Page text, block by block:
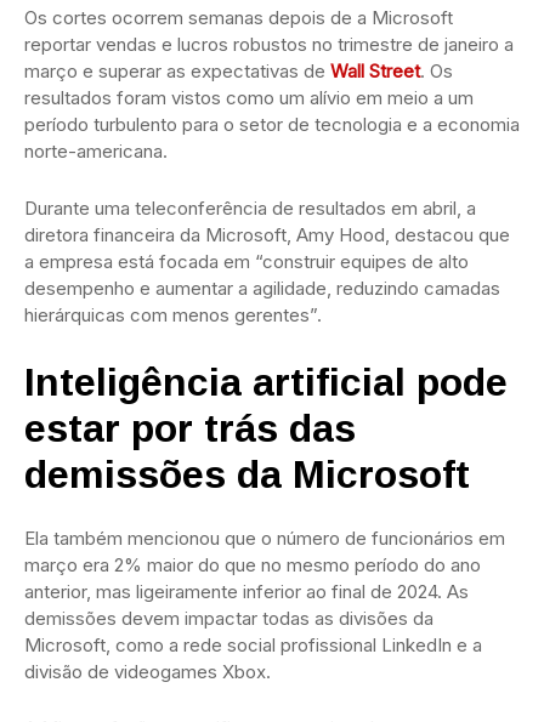
Os cortes ocorrem semanas depois de a Microsoft
reportar vendas e lucros robustos no trimestre de janeiro a
março e superar as expectativas de Wall Street. Os
resultados foram vistos como um alívio em meio a um
período turbulento para o setor de tecnologia e a economia
norte-americana.
Durante uma teleconferência de resultados em abril, a
diretora financeira da Microsoft, Amy Hood, destacou que
a empresa está focada em “construir equipes de alto
desempenho e aumentar a agilidade, reduzindo camadas
hierárquicas com menos gerentes”.
Inteligência artificial pode
estar por trás das
demissões da Microsoft
Ela também mencionou que o número de funcionários em
março era 2% maior do que no mesmo período do ano
anterior, mas ligeiramente inferior ao final de 2024. As
demissões devem impactar todas as divisões da
Microsoft, como a rede social profissional LinkedIn e a
divisão de videogames Xbox.